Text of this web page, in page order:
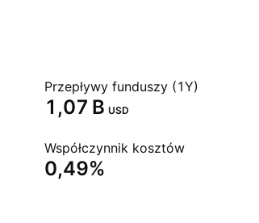
Przepływy funduszy (1Y)
‪1,07 B‬ USD
Współczynnik kosztów
0,49%